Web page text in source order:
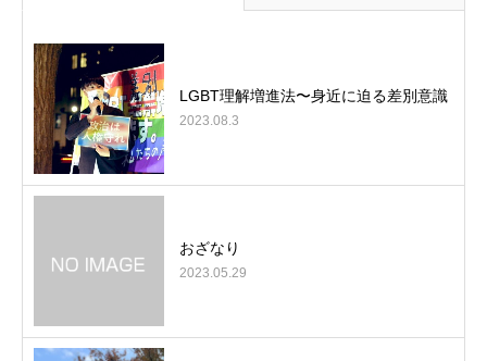
LGBT理解増進法〜身近に迫る差別意識
2023.08.3
おざなり
2023.05.29